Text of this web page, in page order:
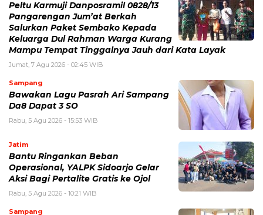
Peltu Karmuji Danposramil 0828/13
Pangarengan Jum’at Berkah
Salurkan Paket Sembako Kepada
Keluarga Dul Rahman Warga Kurang
Mampu Tempat Tinggalnya Jauh dari Kata Layak
Jumat, 7 Agu 2026 - 02:45 WIB
Sampang
Bawakan Lagu Pasrah Ari Sampang
Da8 Dapat 3 SO
Rabu, 5 Agu 2026 - 15:53 WIB
Jatim
Bantu Ringankan Beban
Operasional, YALPK Sidoarjo Gelar
Aksi Bagi Pertalite Gratis ke Ojol
Rabu, 5 Agu 2026 - 10:21 WIB
Sampang